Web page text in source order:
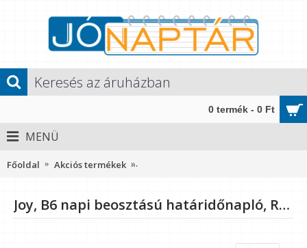
0 termék - 0 Ft
MENÜ
Főoldal Akciós termékek
Joy, B6 napi beosztású határidőnapló, Rokokó